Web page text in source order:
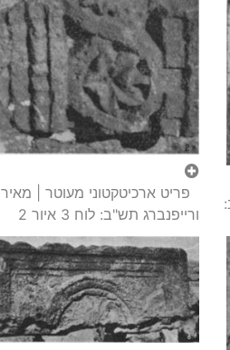
פריט ארכיטקטוני מעוטר | מאיר
ורייפנברג תש"ב: לוח 3 איור 2